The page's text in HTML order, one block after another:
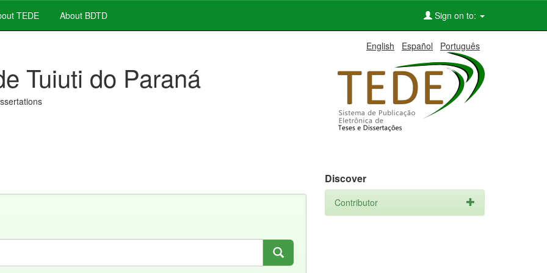
TEDE About BDTD Sign on to:
English Español Português
Tuiuti do Paraná
Discover
Contributor